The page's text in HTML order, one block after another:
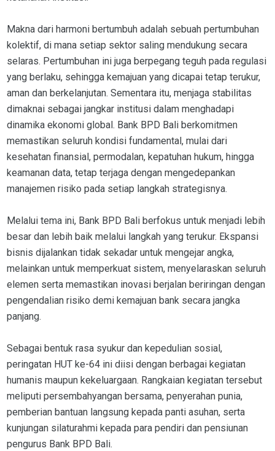
Makna dari harmoni bertumbuh adalah sebuah pertumbuhan
kolektif, di mana setiap sektor saling mendukung secara
selaras. Pertumbuhan ini juga berpegang teguh pada regulasi
yang berlaku, sehingga kemajuan yang dicapai tetap terukur,
aman dan berkelanjutan. Sementara itu, menjaga stabilitas
dimaknai sebagai jangkar institusi dalam menghadapi
dinamika ekonomi global. Bank BPD Bali berkomitmen
memastikan seluruh kondisi fundamental, mulai dari
kesehatan finansial, permodalan, kepatuhan hukum, hingga
keamanan data, tetap terjaga dengan mengedepankan
manajemen risiko pada setiap langkah strategisnya.
Melalui tema ini, Bank BPD Bali berfokus untuk menjadi lebih
besar dan lebih baik melalui langkah yang terukur. Ekspansi
bisnis dijalankan tidak sekadar untuk mengejar angka,
melainkan untuk memperkuat sistem, menyelaraskan seluruh
elemen serta memastikan inovasi berjalan beriringan dengan
pengendalian risiko demi kemajuan bank secara jangka
panjang.
Sebagai bentuk rasa syukur dan kepedulian sosial,
peringatan HUT ke-64 ini diisi dengan berbagai kegiatan
humanis maupun kekeluargaan. Rangkaian kegiatan tersebut
meliputi persembahyangan bersama, penyerahan punia,
pemberian bantuan langsung kepada panti asuhan, serta
kunjungan silaturahmi kepada para pendiri dan pensiunan
pengurus Bank BPD Bali.